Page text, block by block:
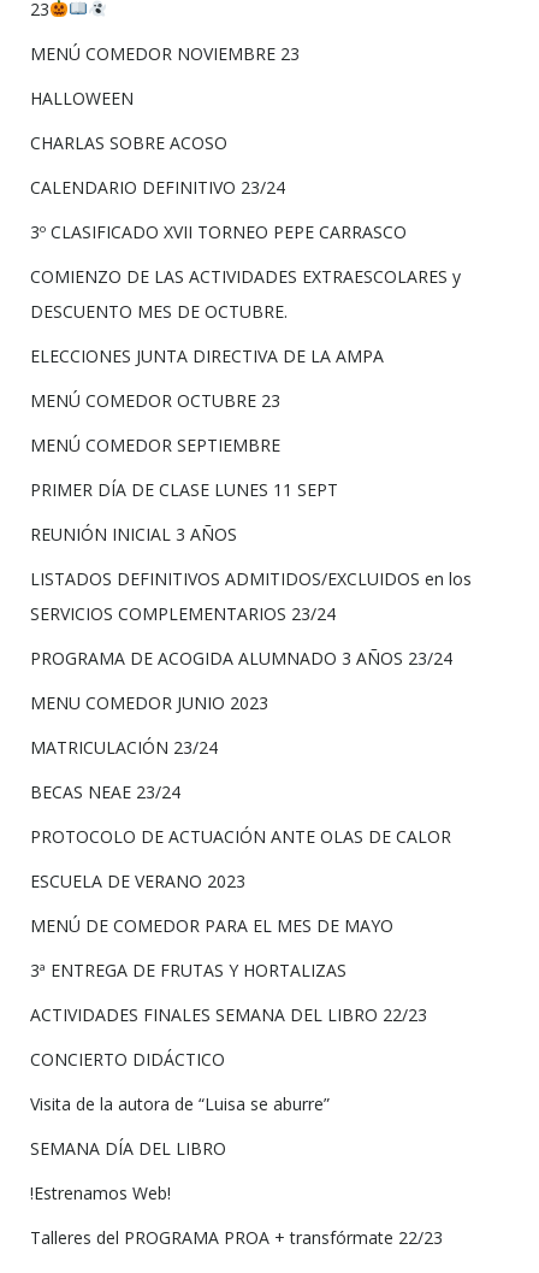
23
MENÚ COMEDOR NOVIEMBRE 23
HALLOWEEN
CHARLAS SOBRE ACOSO
CALENDARIO DEFINITIVO 23/24
3º CLASIFICADO XVII TORNEO PEPE CARRASCO
COMIENZO DE LAS ACTIVIDADES EXTRAESCOLARES y
DESCUENTO MES DE OCTUBRE.
ELECCIONES JUNTA DIRECTIVA DE LA AMPA
MENÚ COMEDOR OCTUBRE 23
MENÚ COMEDOR SEPTIEMBRE
PRIMER DÍA DE CLASE LUNES 11 SEPT
REUNIÓN INICIAL 3 AÑOS
LISTADOS DEFINITIVOS ADMITIDOS/EXCLUIDOS en los
SERVICIOS COMPLEMENTARIOS 23/24
PROGRAMA DE ACOGIDA ALUMNADO 3 AÑOS 23/24
MENU COMEDOR JUNIO 2023
MATRICULACIÓN 23/24
BECAS NEAE 23/24
PROTOCOLO DE ACTUACIÓN ANTE OLAS DE CALOR
ESCUELA DE VERANO 2023
MENÚ DE COMEDOR PARA EL MES DE MAYO
3ª ENTREGA DE FRUTAS Y HORTALIZAS
ACTIVIDADES FINALES SEMANA DEL LIBRO 22/23
CONCIERTO DIDÁCTICO
Visita de la autora de “Luisa se aburre”
SEMANA DÍA DEL LIBRO
!Estrenamos Web!
Talleres del PROGRAMA PROA + transfórmate 22/23